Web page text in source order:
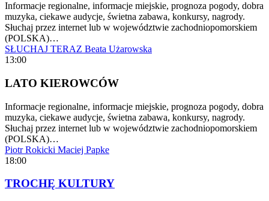
Informacje regionalne, informacje miejskie, prognoza pogody, dobra
muzyka, ciekawe audycje, świetna zabawa, konkursy, nagrody.
Słuchaj przez internet lub w województwie zachodniopomorskiem
(POLSKA)…
SŁUCHAJ TERAZ Beata Użarowska
13:00
LATO KIEROWCÓW
Informacje regionalne, informacje miejskie, prognoza pogody, dobra
muzyka, ciekawe audycje, świetna zabawa, konkursy, nagrody.
Słuchaj przez internet lub w województwie zachodniopomorskiem
(POLSKA)…
Piotr Rokicki Maciej Papke
18:00
TROCHĘ KULTURY